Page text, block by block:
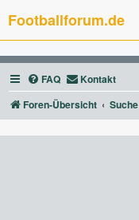
Footballforum.de
FAQ Kontakt
Foren-Übersicht
Suche